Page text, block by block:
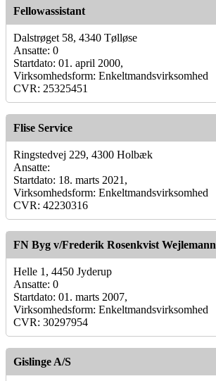
Fellowassistant
Dalstrøget 58, 4340 Tølløse
Ansatte: 0
Startdato: 01. april 2000,
Virksomhedsform: Enkeltmandsvirksomhed
CVR: 25325451
Flise Service
Ringstedvej 229, 4300 Holbæk
Ansatte:
Startdato: 18. marts 2021,
Virksomhedsform: Enkeltmandsvirksomhed
CVR: 42230316
FN Byg v/Frederik Rosenkvist Wejlemann
Helle 1, 4450 Jyderup
Ansatte: 0
Startdato: 01. marts 2007,
Virksomhedsform: Enkeltmandsvirksomhed
CVR: 30297954
Gislinge A/S